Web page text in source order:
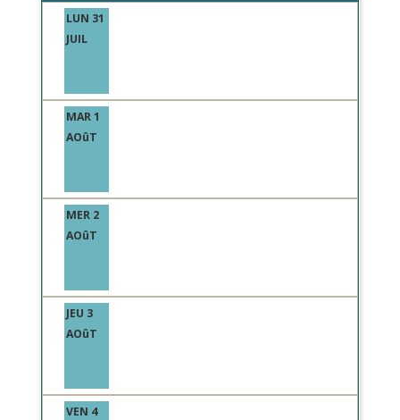
LUN 31
JUIL
MAR 1
AOûT
MER 2
AOûT
JEU 3
AOûT
VEN 4